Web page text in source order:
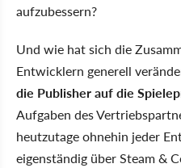
aufzubessern?
Und wie hat sich die
Entwicklern generell
die Publisher auf die
Aufgaben des
heutzutage ohnehin jeder
eigenständig über Steam &